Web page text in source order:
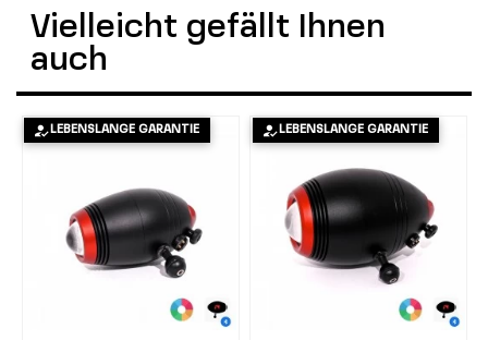
Vielleicht gefällt Ihnen
auch
LEBENSLANGE GARANTIE LEBENSLANGE GARANTIE